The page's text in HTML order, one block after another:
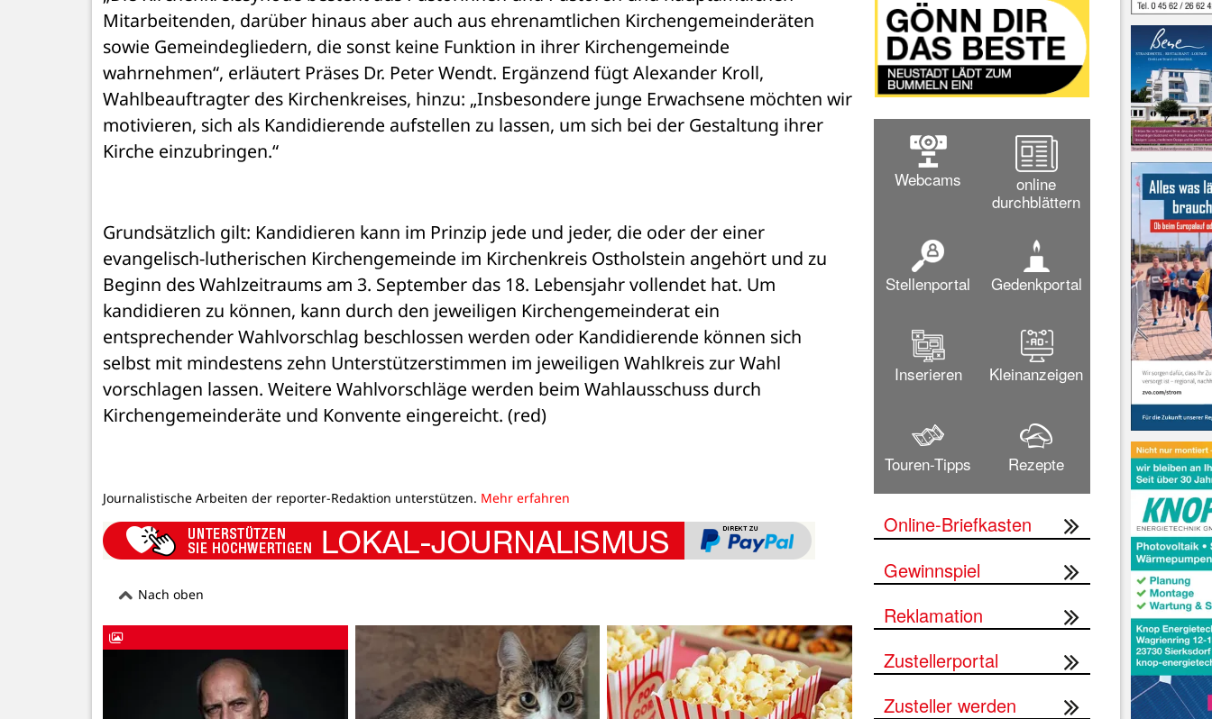
Mitarbeitenden, darüber hinaus aber auch aus ehrenamtlichen Kirchengemeinderäten
sowie Gemeindegliedern, die sonst keine Funktion in ihrer Kirchengemeinde
wahrnehmen“, erläutert Präses Dr. Peter Wendt. Ergänzend fügt Alexander Kroll,
Wahlbeauftragter des Kirchenkreises, hinzu: „Insbesondere junge Erwachsene möchten wir
motivieren, sich als Kandidierende aufstellen zu lassen, um sich bei der Gestaltung ihrer
Kirche einzubringen.“
Grundsätzlich gilt: Kandidieren kann im Prinzip jede und jeder, die oder der einer
evangelisch-lutherischen Kirchengemeinde im Kirchenkreis Ostholstein angehört und zu
Beginn des Wahlzeitraums am 3. September das 18. Lebensjahr vollendet hat. Um
kandidieren zu können, kann durch den jeweiligen Kirchengemeinderat ein
entsprechender Wahlvorschlag beschlossen werden oder Kandidierende können sich
selbst mit mindestens zehn Unterstützerstimmen im jeweiligen Wahlkreis zur Wahl
vorschlagen lassen. Weitere Wahlvorschläge werden beim Wahlausschuss durch
Kirchengemeinderäte und Konvente eingereicht. (red)
Journalistische Arbeiten der reporter-Redaktion unterstützen. Mehr erfahren
Nach oben
Webcams
online
durchblättern
Stellenportal Gedenkportal
Inserieren Kleinanzeigen
Touren-Tipps Rezepte
Online-Briefkasten
Gewinnspiel
Reklamation
Zustellerportal
Zusteller werden